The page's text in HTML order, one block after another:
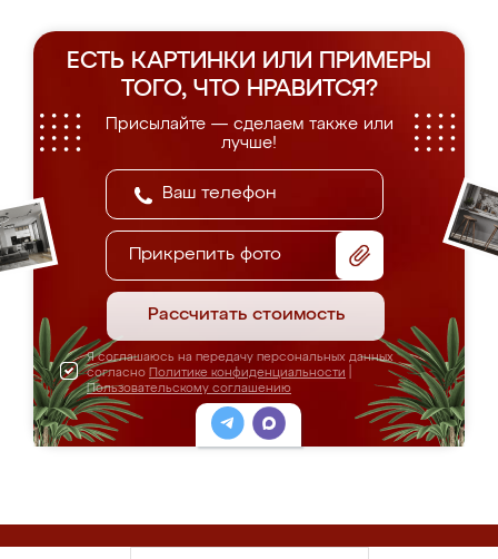
ЕСТЬ КАРТИНКИ ИЛИ ПРИМЕРЫ
ТОГО, ЧТО НРАВИТСЯ?
Присылайте — сделаем также или
лучше!
Прикрепить фото
Рассчитать стоимость
Я соглашаюсь на передачу персональных данных
согласно Политике конфиденциальности
Пользовательскому соглашению